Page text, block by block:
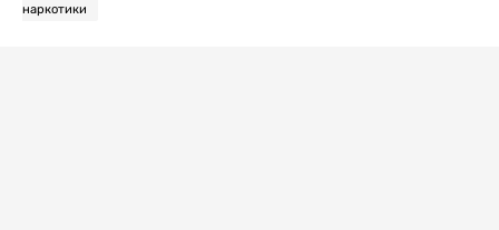
наркотики